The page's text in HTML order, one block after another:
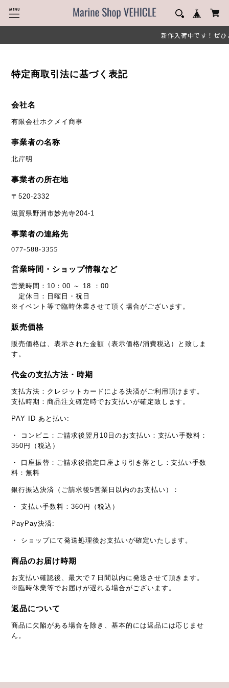
新作入荷中です！ぜひ
特定商取引法に基づく表記
会社名
有限会社ホクメイ商事
事業者の名称
北岸明
事業者の所在地
〒520-2332
滋賀県野洲市妙光寺204-1
事業者の連絡先
営業時間・ショップ情報など
営業時間：10：00 ～ 18 ：00
定休日：日曜日・祝日
※イベント等で臨時休業させて頂く場合がございます。
販売価格
販売価格は、表示された金額（表示価格/消費税込）と致しま
す。
代金の支払方法・時期
支払方法：クレジットカードによる決済がご利用頂けます。
支払時期：商品注文確定時でお支払いが確定致します。
PAY ID あと払い:
・ コンビニ：ご請求後翌月10日のお支払い：支払い手数料：
350円（税込）
・ 口座振替：ご請求後指定口座より引き落とし：支払い手数
料：無料
銀行振込決済（ご請求後5営業日以内のお支払い）：
・ 支払い手数料：360円（税込）
PayPay決済:
・ ショップにて発送処理後お支払いが確定いたします。
商品のお届け時期
お支払い確認後、最大で７日間以内に発送させて頂きます。
※臨時休業等でお届けが遅れる場合がございます。
返品について
商品に欠陥がある場合を除き、基本的には返品には応じませ
ん。